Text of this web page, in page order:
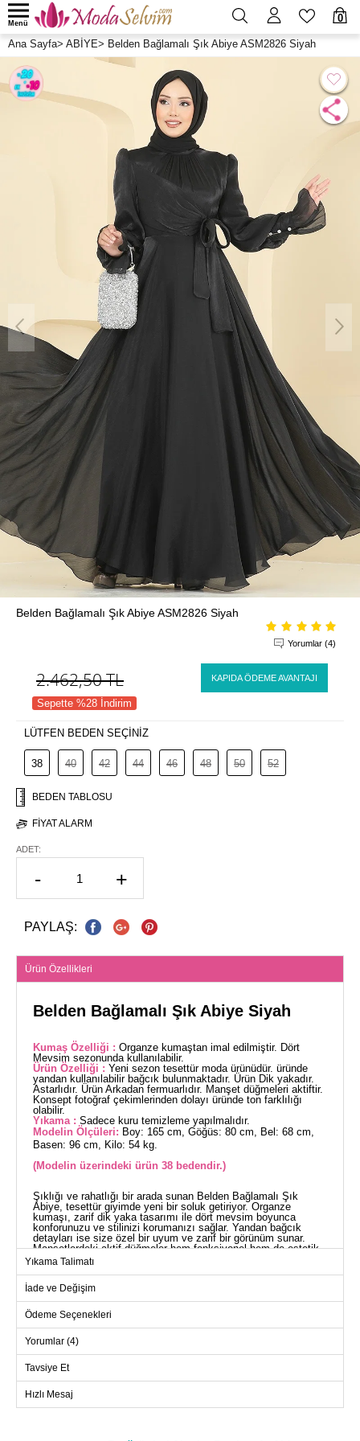
0
Menü
Ana Sayfa> ABİYE> Belden Bağlamalı Şık Abiye ASM2826 Siyah
Belden Bağlamalı Şık Abiye ASM2826 Siyah
Yorumlar (4)
2.462,50TL KAPIDA ÖDEME AVANTAJI
Sepette %28 İndirim
LÜTFEN BEDEN SEÇİNİZ
38 40 42 44 46 48 50 52
BEDEN TABLOSU
FIYAT ALARM
ADET:
- +
PAYLAŞ:
Ürün Özellikleri
Belden Bağlamalı Şık Abiye Siyah
Kumaş Özelliği : Organze kumaştan imal edilmiştir. Dört
Mevsim sezonunda kullanılabilir.
Ürün Özelliği : Yeni sezon tesettür moda ürünüdür. üründe
yandan kullanılabilir bağcık bulunmaktadır. Ürün Dik yakadır.
Astarlıdır. Ürün Arkadan fermuarlıdır. Manşet düğmeleri aktiftir.
Konsept fotoğraf çekimlerinden dolayı üründe ton farklılığı
olabilir.
Yıkama : Sadece kuru temizleme yapılmalıdır.
Modelin Ölçüleri: Boy: 165 cm, Göğüs: 80 cm, Bel: 68 cm,
Basen: 96 cm, Kilo: 54 kg.
(Modelin üzerindeki ürün 38 bedendir.)
Şıklığı ve rahatlığı bir arada sunan Belden Bağlamalı Şık
Abiye, tesettür giyimde yeni bir soluk getiriyor. Organze
kumaşı, zarif dik yaka tasarımı ile dört mevsim boyunca
konforunuzu ve stilinizi korumanızı sağlar. Yandan bağcık
detayları ise size özel bir uyum ve zarif bir görünüm sunar.
Manşetlerdeki aktif düğmeler hem fonksiyonel hem de estetik
bir dokunuş katarken, arka fermuar kolay bir kullanım sağlar.
Beden
38
96 74
145
40
98 78
145
Yıkama Talimatı
İade ve Değişim
Ödeme Seçenekleri
Yorumlar (4)
Tavsiye Et
Hızlı Mesaj